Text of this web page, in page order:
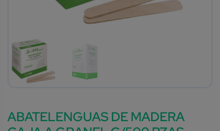
ABATELENGUAS DE MADERA